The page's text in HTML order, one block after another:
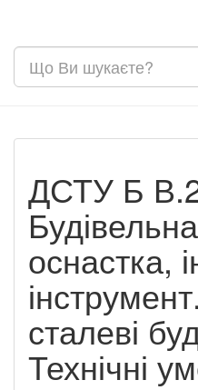
ДСТУ Б
оснастка,
сталеві
Технічні